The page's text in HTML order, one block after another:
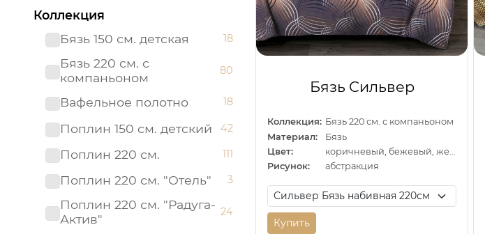
Коллекция
Бязь 150 см. детская
18
Бязь 220 см. с
компаньоном
80
Вафельное полотно 18
Поплин 150 см. детский 42
Поплин 220 см. 111
Поплин 220 см. "Отель" 3
Поплин 220 см. "Радуга-
Актив"
24
Бязь Сильвер
Коллекция: Бязь 220 см. с компаньоном
Материал:
Бязь
Цвет:
Рисунок:
абстракция
Купить